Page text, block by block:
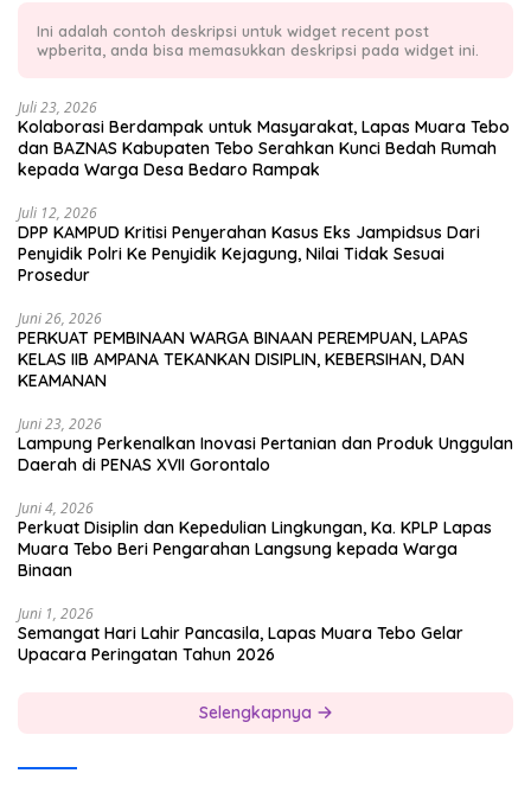
Ini adalah contoh deskripsi untuk widget recent post
wpberita, anda bisa memasukkan deskripsi pada widget ini.
Juli 23, 2026
Kolaborasi Berdampak untuk Masyarakat, Lapas Muara Tebo
dan BAZNAS Kabupaten Tebo Serahkan Kunci Bedah Rumah
kepada Warga Desa Bedaro Rampak
Juli 12, 2026
DPP KAMPUD Kritisi Penyerahan Kasus Eks Jampidsus Dari
Penyidik Polri Ke Penyidik Kejagung, Nilai Tidak Sesuai
Prosedur
Juni 26, 2026
PERKUAT PEMBINAAN WARGA BINAAN PEREMPUAN, LAPAS
KELAS IIB AMPANA TEKANKAN DISIPLIN, KEBERSIHAN, DAN
KEAMANAN
Juni 23, 2026
Lampung Perkenalkan Inovasi Pertanian dan Produk Unggulan
Daerah di PENAS XVII Gorontalo
Juni 4, 2026
Perkuat Disiplin dan Kepedulian Lingkungan, Ka. KPLP Lapas
Muara Tebo Beri Pengarahan Langsung kepada Warga
Binaan
Juni 1, 2026
Semangat Hari Lahir Pancasila, Lapas Muara Tebo Gelar
Upacara Peringatan Tahun 2026
Selengkapnya